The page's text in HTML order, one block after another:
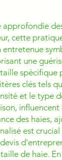
cette
une
clés tels
et le type
des haies,
est
de haie.